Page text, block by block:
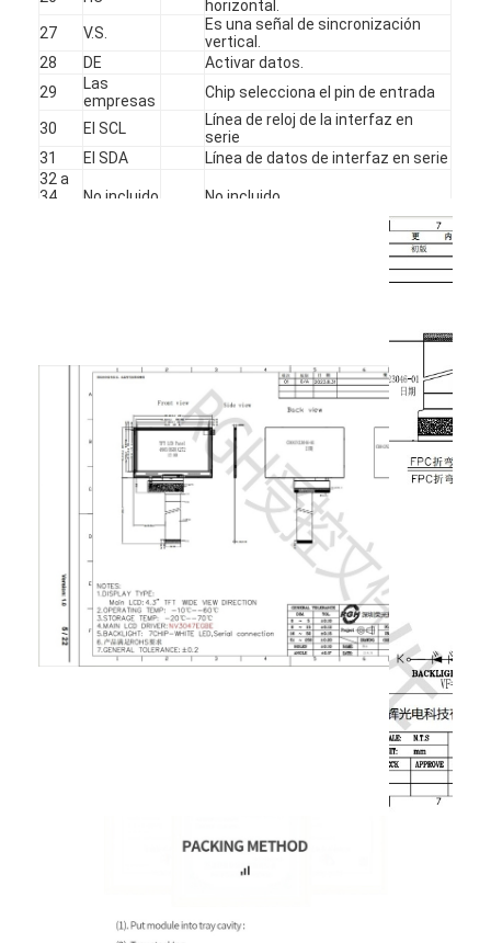
exhibición amoled
horizontal.
27
V.S.
Es una señal de sincronización
vertical.
28
DE
Activar datos.
29
Las
empresas
Chip selecciona el pin de entrada
30 El SCL
Línea de reloj de la interfaz en
serie
31
El SDA
Línea de datos de interfaz en serie
32 a
34
No incluido No incluido
Se trata de una serie de medidas
XL (NC)
XL (NC)
YU(NC)
YU(NC)
El GND En el suelo.